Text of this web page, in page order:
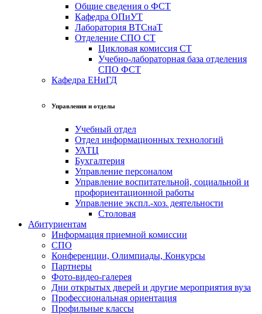
Общие сведения о ФСТ
Кафедра ОПиУТ
Лаборатория ВТСнаТ
Отделение СПО СТ
Цикловая комиссия СТ
Учебно-лабораторная база отделения
СПО ФСТ
Кафедра ЕНиГД
Управления и отделы
Учебный отдел
Отдел информационных технологий
УАТЦ
Бухгалтерия
Управление персоналом
Управление воспитательной, социальной и
профориентационной работы
Управление экспл.-хоз. деятельности
Столовая
Абитуриентам
Информация приемной комиссии
СПО
Конференции, Олимпиады, Конкурсы
Партнеры
Фото-видео-галерея
Дни открытых дверей и другие мероприятия вуза
Профессиональная ориентация
Профильные классы